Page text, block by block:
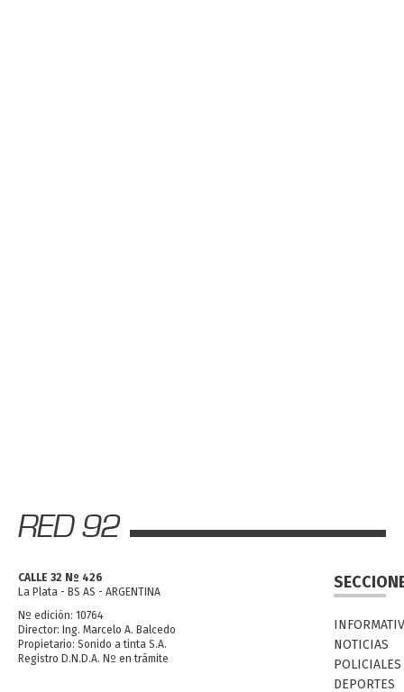
CALLE 32 Nº 426
La Plata - BS AS - ARGENTINA
Nº edición: 10764
Director: Ing. Marcelo A. Balcedo
Propietario: Sonido a tinta S.A.
Registro D.N.D.A. Nº en trámite
NOTICIAS
POLICIALES
DEPORTES